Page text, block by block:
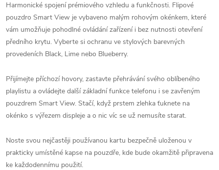
Harmonické spojení prémiového vzhledu a funkčnosti. Flipové
pouzdro Smart View je vybaveno malým rohovým okénkem, které
vám umožňuje pohodlné ovládání zařízení i bez nutnosti otevření
předního krytu. Vyberte si ochranu ve stylových barevných
provedeních Black, Lime nebo Blueberry.
Přijímejte příchozí hovory, zastavte přehrávání svého oblíbeného
playlistu a ovládejte další základní funkce telefonu i se zavřeným
pouzdrem Smart View. Stačí, když prstem zlehka ťuknete na
okénko s výřezem displeje a o nic víc se už nemusíte starat.
Noste svou nejčastěji používanou kartu bezpečně uloženou v
prakticky umístěné kapse na pouzdře, kde bude okamžitě připravena
ke každodennímu použití.